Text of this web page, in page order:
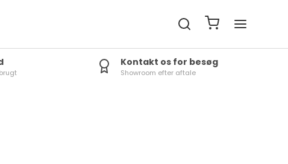
Kontakt os for besøg
Showroom efter aftale